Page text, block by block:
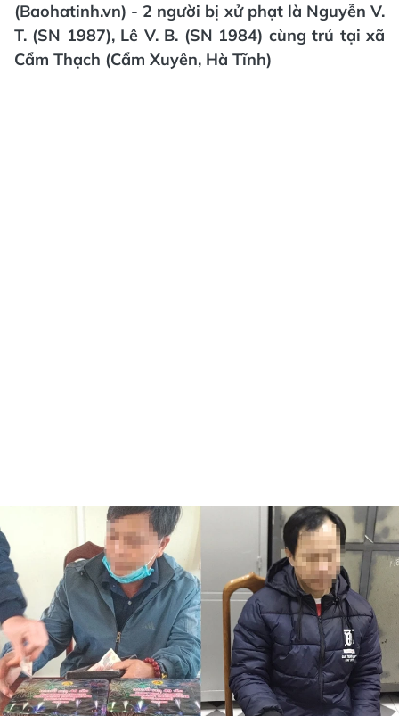
(Baohatinh.vn) - 2 người bị xử phạt là Nguyễn V.
T. (SN 1987), Lê V. B. (SN 1984) cùng trú tại xã
Cẩm Thạch (Cẩm Xuyên, Hà Tĩnh)